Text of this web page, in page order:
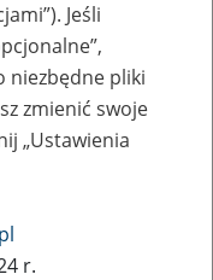
ZUS w
Jeśli
niezbędne pliki
zmienić swoje
„Ustawienia
r.